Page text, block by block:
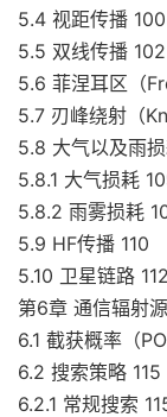
5.4 视距传播 100
5.5 双线传播 102
5.6 菲涅耳区（
5.7 刃峰绕射（
5.8 大气以及雨
5.8.1 大气损耗
5.8.2 雨雾损耗
5.9 HF传播 110
5.10 卫星链路 112
第6章 通信辐射
6.1 截获概率（
6.2 搜索策略 115
6.2.1 常规搜索